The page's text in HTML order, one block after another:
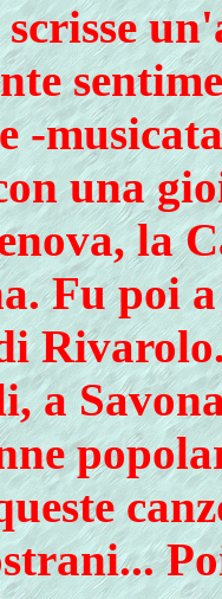
scrisse
-
una
la
Fu poi
a